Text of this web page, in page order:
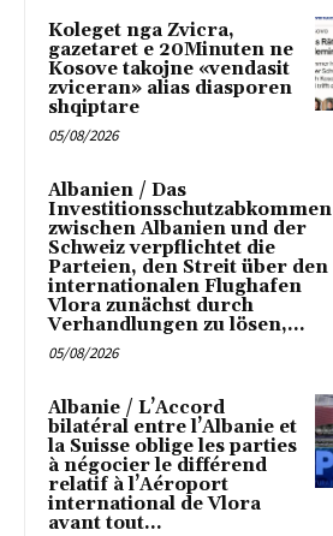
Koleget nga Zvicra,
gazetaret e 20Minuten ne
Kosove takojne «vendasit
zviceran» alias diasporen
shqiptare
05/08/2026
Albanien / Das
Investitionsschutzabkommen
zwischen Albanien und der
Schweiz verpflichtet die
Parteien, den Streit über den
internationalen Flughafen
Vlora zunächst durch
Verhandlungen zu lösen,...
05/08/2026
Albanie / L’Accord
bilatéral entre l’Albanie et
la Suisse oblige les parties
à négocier le différend
relatif à l’Aéroport
international de Vlora
avant tout...